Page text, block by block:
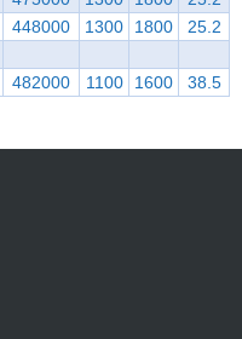
448000 1300 1800 25.2
482000 1100 1600 38.5